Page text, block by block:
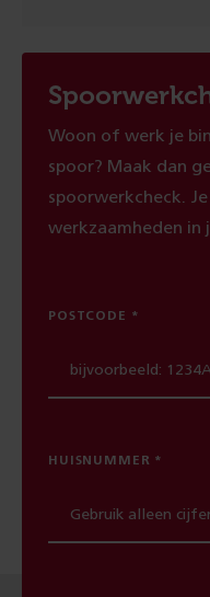
Woon of werk je
spoor? Maak dan
spoorwerkcheck.
werkzaamheden in
POSTCODE
HUISNUMMER